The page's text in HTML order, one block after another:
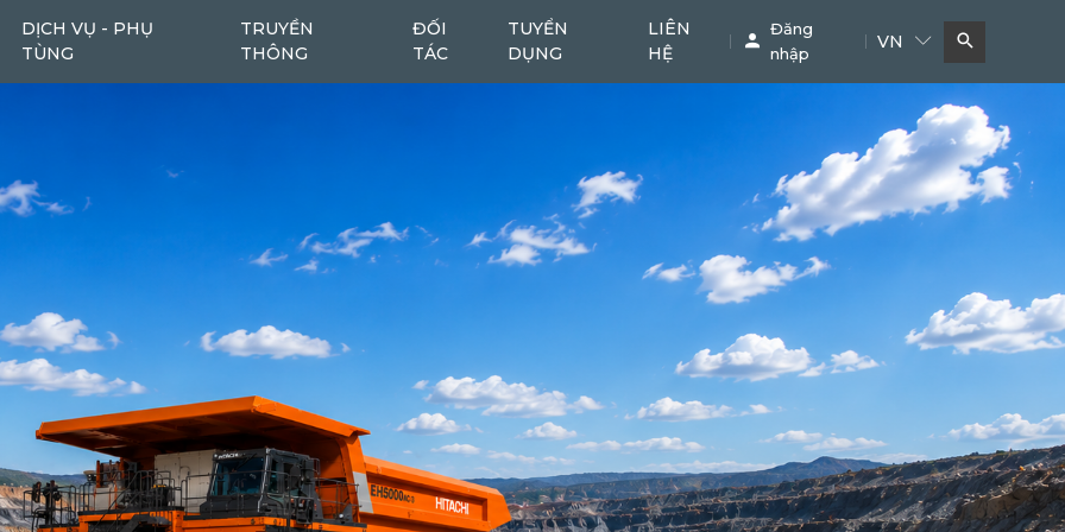
38
Máy san Ô tô Phụ kiện chuyên dụng Khác
DỊCH VỤ - PHỤ
TÙNG
TRUYỀN
THÔNG
ĐỐI
TÁC
TUYỂN
DỤNG
LIÊN
HỆ
Đăng
nhập
VN